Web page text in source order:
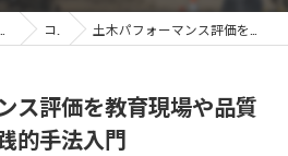
コラム 土木パフォーマンス評価を教育現場や品質管理に活かす実践的手法入門
ス評価を教育現場や品質
的手法入門